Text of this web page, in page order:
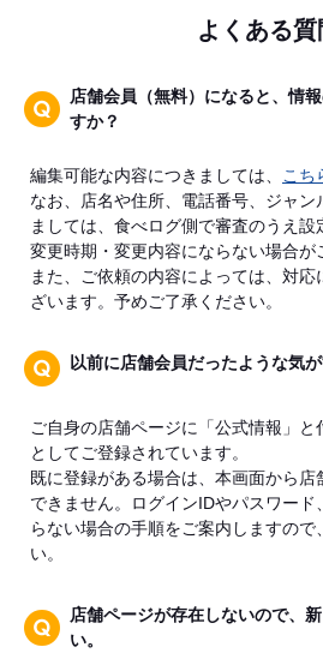
よくある質
店舗会員（無料）になると、情
すか？
編集可能な内容につきましては、 こち
なお、店名や住所、電話番号、ジャン
ましては、食べログ側で審査のうえ
変更時期・変更内容にならない場合が
また、ご依頼の内容によっては、対
ざいます。予めご了承ください。
以前に店舗会員だったような気が
ご自身の店舗ページに「公式情報」と
としてご登録されています。
既に登録がある場合は、本画面から
できません。ログインIDやパスワー
らない場合の手順をご案内しますので、
い。
店舗ページが存在しないので、
い。